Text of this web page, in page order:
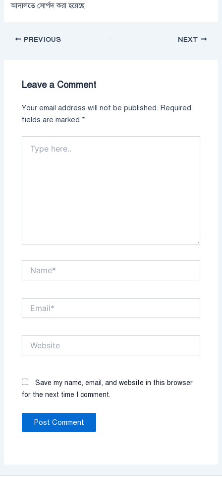
আদালতে সোর্পদ করা হয়েছে।
PREVIOUS NEXT
Leave a Comment
Your email address will not be published. Required
fields are marked *
here..
Save my name, email, and website in this browser
for the next time I comment.